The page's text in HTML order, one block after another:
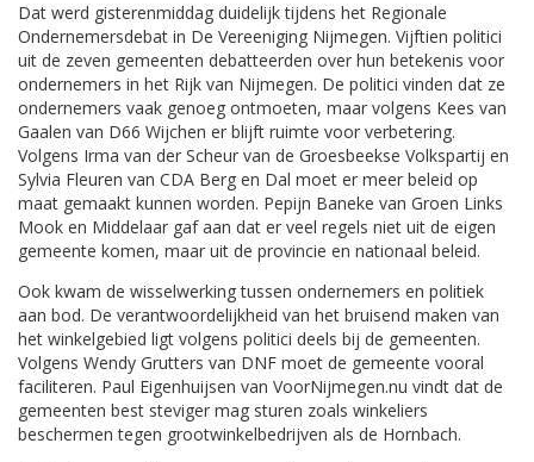
Dat werd gisterenmiddag duidelijk tijdens het Regionale
Ondernemersdebat in De Vereeniging Nijmegen. Vijftien politici
uit de zeven gemeenten debatteerden over hun betekenis voor
ondernemers in het Rijk van Nijmegen. De politici vinden dat ze
ondernemers vaak genoeg ontmoeten, maar volgens Kees van
Gaalen van D66 Wijchen er blijft ruimte voor verbetering.
Volgens Irma van der Scheur van de Groesbeekse Volkspartij en
Sylvia Fleuren van CDA Berg en Dal moet er meer beleid op
maat gemaakt kunnen worden. Pepijn Baneke van Groen Links
Mook en Middelaar gaf aan dat er veel regels niet uit de eigen
gemeente komen, maar uit de provincie en nationaal beleid.
Ook kwam de wisselwerking tussen ondernemers en politiek
aan bod. De verantwoordelijkheid van het bruisend maken van
het winkelgebied ligt volgens politici deels bij de gemeenten.
Volgens Wendy Grutters van DNF moet de gemeente vooral
faciliteren. Paul Eigenhuijsen van VoorNijmegen.nu vindt dat de
gemeenten best steviger mag sturen zoals winkeliers
beschermen tegen grootwinkelbedrijven als de Hornbach.